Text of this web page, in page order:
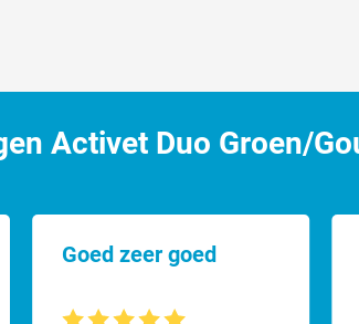
Activet Duo Groen/
Goed zeer goed